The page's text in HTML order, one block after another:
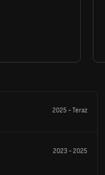
2025 -Teraz
2023-2025